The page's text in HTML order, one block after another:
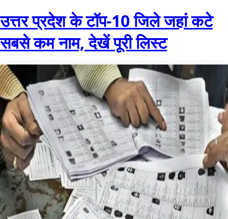
उत्तर प्रदेश के टॉप-10 जिले जहां कटे
सबसे कम नाम, देखें पूरी लिस्ट